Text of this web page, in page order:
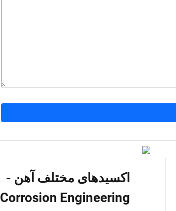
اکسیدهای مختلف آهن -
Corrosion Engineering